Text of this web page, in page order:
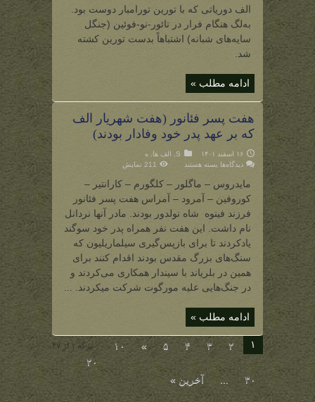
کمانگیر
(مرزبان
دوریات)
الف دوریاتی که با تورین تورامبار دوست بود.
به‌لگ هنگام فرار در تائور-نو-فوئین (جنگل
سایه‌های شبانه) اشتباهاً بدست تورین کشته
شد.
ادامه مطلب »
هفت پسر فئانور (هفت شهریار الف
که بر عهد پدر خود وفادار بودند)
۱۶ اسفند ۱۴۰۱ S
, الف ها, ه
دیدگاه‌ها برای
فئانور
(هفت
شهریار
الف
که
عهد
پدر
وفادار
بودند)
بسته هستند 211 نمایش
مایدروس – ماگلور – کلگورم – کارانتیر –
کوروفین – آمرود – آمراس هفت پسر فئانور
فرزند فینوه شاه نولدور بودند. مادر آنها نردانل
نام داشت. این هفت نفر همراه پدر خود سوگند
یادکردند تا برای بازپس‌گیری سیلماریلیون که
سنگ‌های بزرگ مقدس بودند اقدام کنند برای
همین در بلریاند با سیندار همکاری می‌کردند و
در جنگ‌هایی علیه مورگوت شرکت میکردند. ...
ادامه مطلب »
برگه ۱ از ۴۷ ۱ ۲ ۳ ۴ ۵ »
۱۰
۲۰
۳۰
... آخرین »